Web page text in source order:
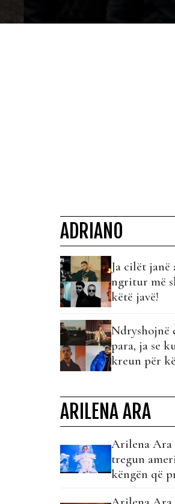
ADRIANO
Ja cilët janë
ngritur më
këtë javë!
Ndryshojnë
para, ja se
kreun për
ARILENA ARA
Arilena Ara
tregun
këngën që